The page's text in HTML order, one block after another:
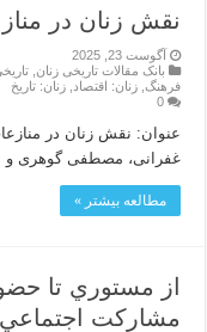
نقش زنان در
آگوست 23, 2025
بانک مقالات تاریخی زنان ,
فرهنگ ,زنان: اقتصاد ,زنان: تاریخ
0
عنوان: نقش زنان در
غفرانی، مصطفی گوهری و
مطالعه بیشتر »
از مستوري تا
مشاركت اجتماعي